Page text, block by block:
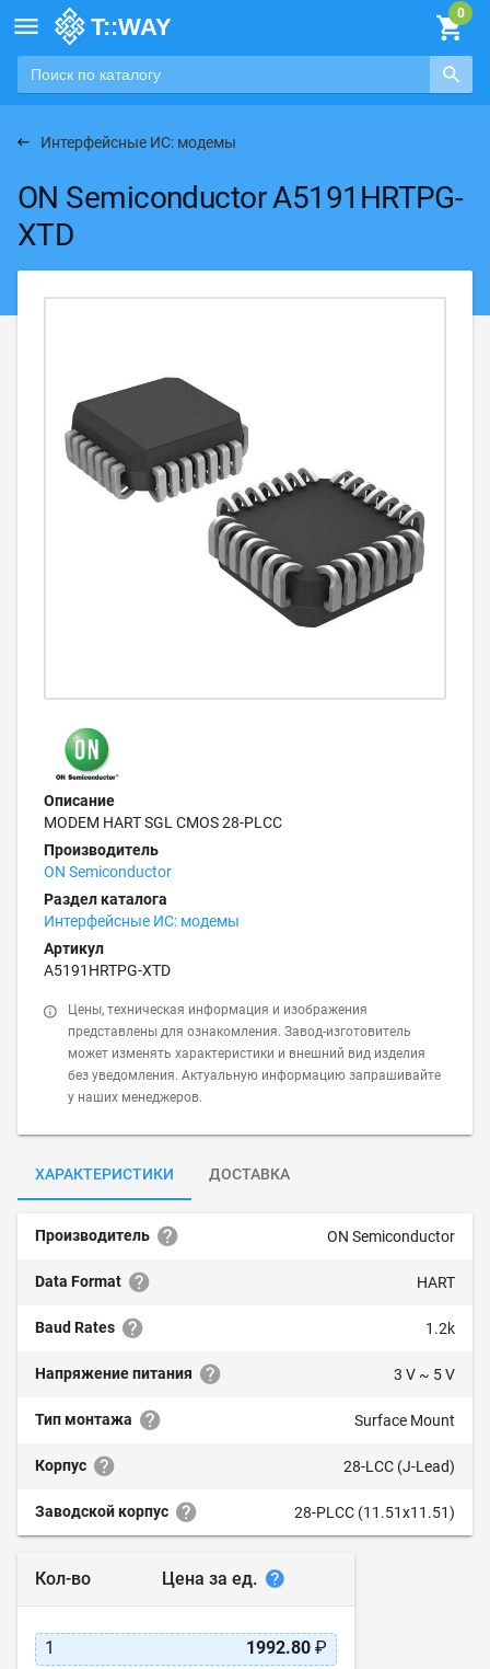

Интерфейсные ИС: модемы
ON Semiconductor A5191HRTPG-
XTD
Описание
MODEM HART SGL CMOS 28-PLCC
Производитель
ON Semiconductor
Раздел каталога
Интерфейсные ИС: модемы
Артикул
A5191HRTPG-XTD
Цены, техническая информация и изображения
представлены для ознакомления. Завод-изготовитель
может изменять характеристики и внешний вид изделия
без уведомления. Актуальную информацию запрашивайте
у наших менеджеров.
ХАРАКТЕРИСТИКИ ДОСТАВКА
Производитель ON Semiconductor
Data Format HART
Baud Rates 1.2k
Напряжение питания 3 V ~ 5 V
Тип монтажа Surface Mount
Корпус 28-LCC (J-Lead)
Заводской корпус 28-PLCC (11.51x11.51)
Кол-во Цена за ед.
1 1992.80 ₽